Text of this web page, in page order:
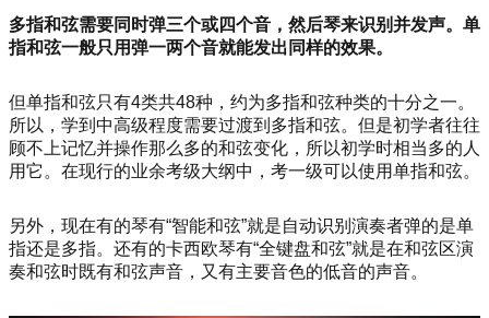
多指和弦需要同时弹三个或四个音，然后琴来识别并发声。单
指和弦一般只用弹一两个音就能发出同样的效果。
但单指和弦只有4类共48种，约为多指和弦种类的十分之一。
所以，学到中高级程度需要过渡到多指和弦。但是初学者往往
顾不上记忆并操作那么多的和弦变化，所以初学时相当多的人
用它。在现行的业余考级大纲中，考一级可以使用单指和弦。
另外，现在有的琴有“智能和弦”就是自动识别演奏者弹的是单
指还是多指。还有的卡西欧琴有“全键盘和弦”就是在和弦区演
奏和弦时既有和弦声音，又有主要音色的低音的声音。